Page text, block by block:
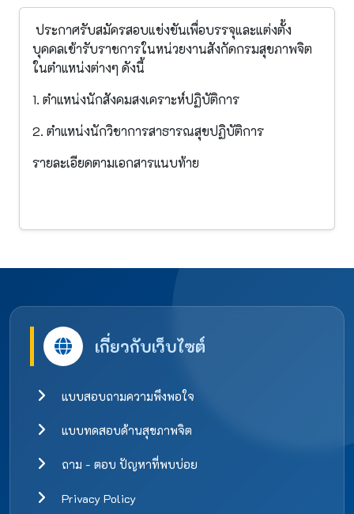
ประกาศรับสมัครสอบแข่งขันเพื่อบรรจุและแต่งตั้ง
บุคคลเข้ารับราชการในหน่วยงานสังกัดกรมสุขภาพจิต
ในตำแหน่งต่างๆ ดังนี้
1. ตำแหน่งนักสังคมสงเคราะห์ปฏิบัติการ
2. ตำแหน่งนักวิชาการสาธารณสุขปฏิบัติการ
รายละเอียดตามเอกสารแนบท้าย
เกี่ยวกับเว็บไซต์
แบบสอบถามความพึงพอใจ
แบบทดสอบด้านสุขภาพจิต
ถาม - ตอบ ปัญหาที่พบบ่อย
Privacy Policy